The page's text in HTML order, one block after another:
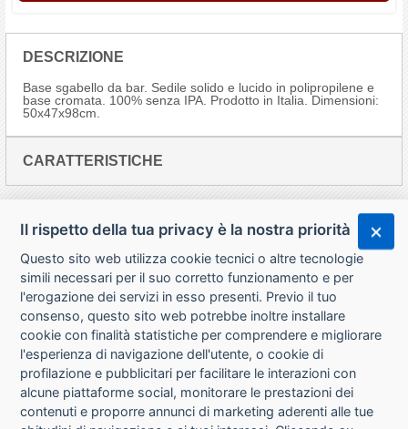
DESCRIZIONE
Base sgabello da bar. Sedile solido e lucido in polipropilene e
base cromata. 100% senza IPA. Prodotto in Italia. Dimensioni:
50x47x98cm.
CARATTERISTICHE
CHI SIAMO
CONTATTI
Il rispetto della tua privacy è la nostra priorità
Questo sito web utilizza cookie tecnici o altre tecnologie
simili necessari per il suo corretto funzionamento e per
l'erogazione dei servizi in esso presenti. Previo il tuo
consenso, questo sito web potrebbe inoltre installare
cookie con finalità statistiche per comprendere e migliorare
l'esperienza di navigazione dell'utente, o cookie di
profilazione e pubblicitari per facilitare le interazioni con
alcune piattaforme social, monitorare le prestazioni dei
contenuti e proporre annunci di marketing aderenti alle tue